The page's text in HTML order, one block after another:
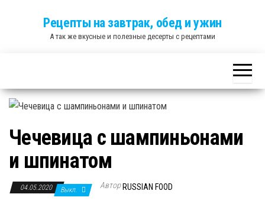
Рецепты на завтрак, обед и ужин
А так же вкусные и полезные десерты с рецептами
Чечевица с шампиньонами
и шпинатом
04.05.2020 Выкл. Автор RUSSIAN FOOD